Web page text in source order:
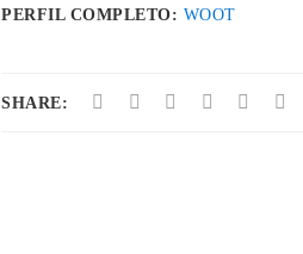
PERFIL COMPLETO: WOOT
SHARE: